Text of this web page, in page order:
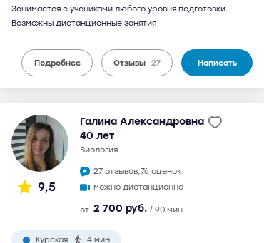
Занимается с учениками любого уровня подготовки.
Возможны дистанционные занятия
Подробнее Отзывы 27 Написать
9,5
Галина Александровна
40 лет
биология
27 отзывов,76 оценок
можно дистанционно
от 2 700 руб. / 90 мин.
Курская 4 мин